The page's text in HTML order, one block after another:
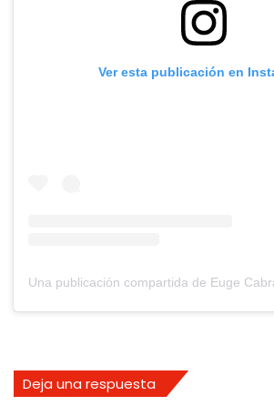
Ver esta publicación en
Una publicación compartida de Euge
Deja una respuesta